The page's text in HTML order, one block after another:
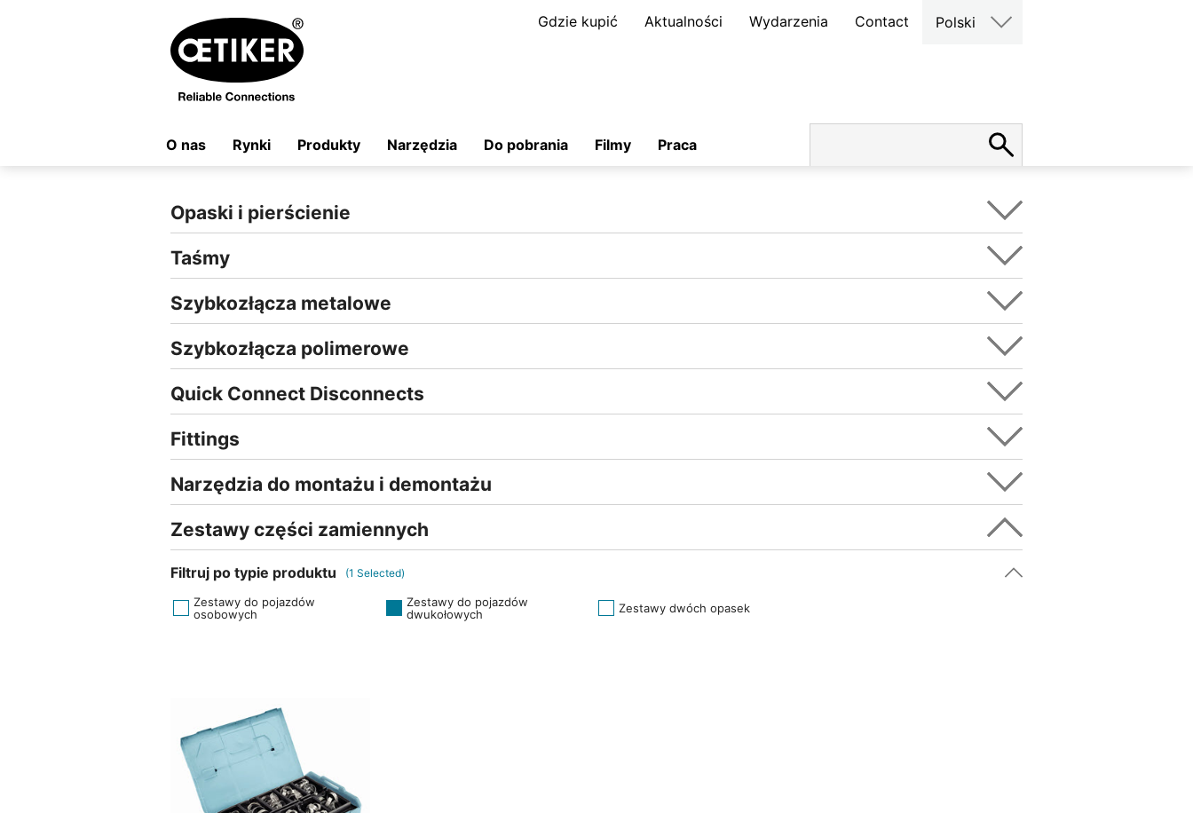
Gdzie kupić Aktualności Wydarzenia Contact Polski
O nas Rynki Produkty Narzędzia Do pobrania Filmy Praca
Opaski i pierścienie
Taśmy
Szybkozłącza metalowe
Szybkozłącza polimerowe
Quick Connect Disconnects
Fittings
Narzędzia do montażu i demontażu
Zestawy części zamiennych
Filtruj po typie produktu (1 Selected)
Zestawy do pojazdów
osobowych
Zestawy do pojazdów
dwukołowych
Zestawy dwóch opasek